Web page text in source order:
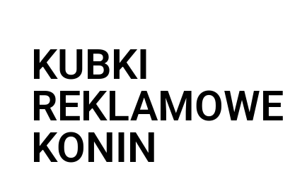
KUBKI
REKLAMOWE
KONIN